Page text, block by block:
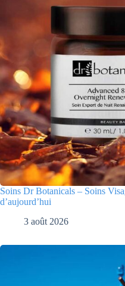
Soins Dr Botanicals – Soins
d’aujourd’hui
3 août 2026